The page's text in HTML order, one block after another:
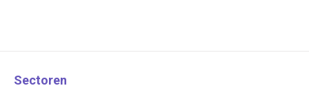
Sectoren